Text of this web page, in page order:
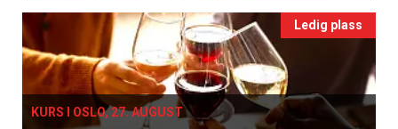
Ledig plass
KURS I OSLO, 27. AUGUST